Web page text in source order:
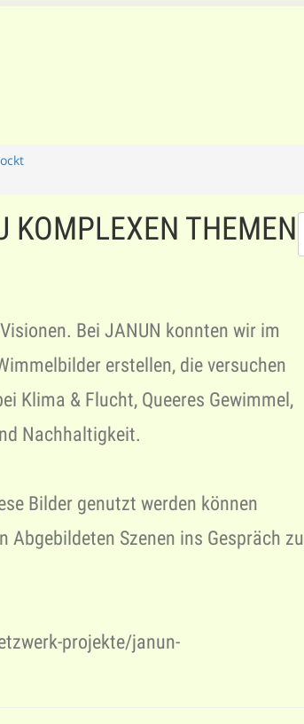
KOMPLEXEN THEMEN
Bei JANUN konnten wir im
erstellen, die versuchen
Klima & Flucht, Queeres Gewimmel,
Nachhaltigkeit.
Bilder genutzt werden können
Abgebildeten Szenen ins Gespräch zu
projekte/janun-